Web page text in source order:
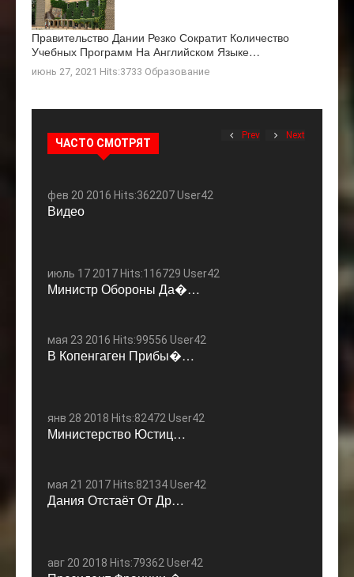
Правительство Дании Резко Сократит Количество
Учебных Программ На Английском Языке…
июнь 27, 2021 Hits:3733 Образование
ЧАСТО СМОТРЯТ
Prev Next
фев 20 2016 Hits:362207 User42
Видео
июль 17 2017 Hits:116729 User42
Министр Обороны Да�…
мая 23 2016 Hits:99556 User42
В Копенгаген Прибы�…
янв 28 2018 Hits:82472 User42
Министерство Юстиц…
мая 21 2017 Hits:82134 User42
Дания Отстаёт От Др…
авг 20 2018 Hits:79362 User42